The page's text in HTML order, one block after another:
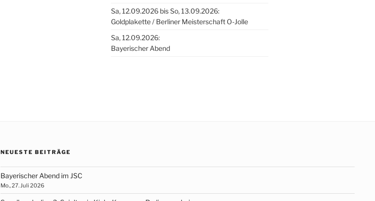
Sa, 12.09.2026 bis So, 13.09.2026:
Goldplakette / Berliner Meisterschaft O-Jolle
Sa, 12.09.2026:
Bayerischer Abend
NEUESTE BEITRÄGE
Bayerischer Abend im JSC
Mo., 27. Juli 2026